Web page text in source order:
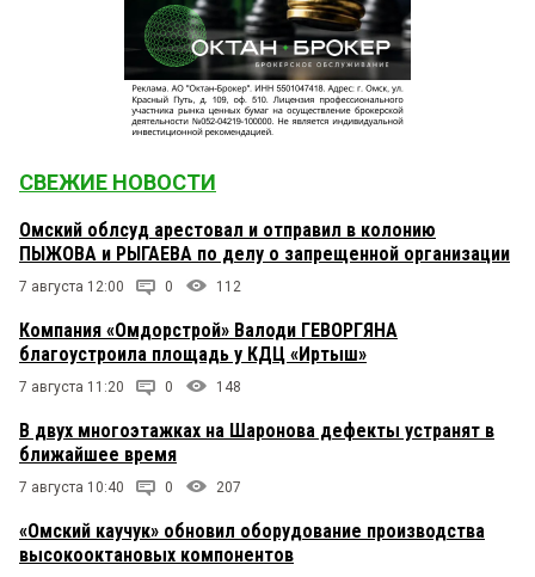
СВЕЖИЕ НОВОСТИ
Омский облсуд арестовал и отправил в колонию
ПЫЖОВА и РЫГАЕВА по делу о запрещенной организации
7 августа 12:00 0 112
Компания «Омдорстрой» Валоди ГЕВОРГЯНА
благоустроила площадь у КДЦ «Иртыш»
7 августа 11:20 0 148
В двух многоэтажках на Шаронова дефекты устранят в
ближайшее время
7 августа 10:40 0 207
«Омский каучук» обновил оборудование производства
высокооктановых компонентов